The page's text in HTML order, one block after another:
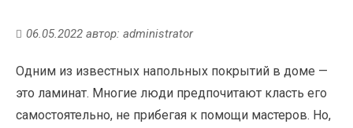
06.05.2022 автор: administrator
Одним из известных напольных покрытий в доме —
это ламинат. Многие люди предпочитают класть его
самостоятельно, не прибегая к помощи мастеров. Но,